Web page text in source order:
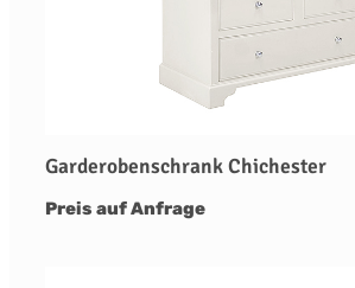
Garderobenschrank Chichester
Preis auf Anfrage